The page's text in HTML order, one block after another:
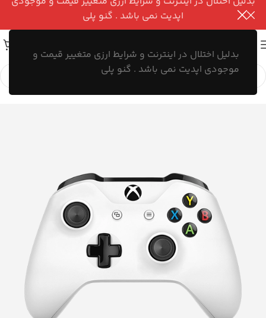
بدلیل اختلال در اینترنت و شرایط ارزی متغییر قیمت و
موجودی اپدیت نمی باشد . گنو پلی
اپدیت نمی باشد . گنو پلی